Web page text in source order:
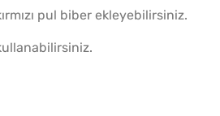
pul biber ekleyebilirsiniz.